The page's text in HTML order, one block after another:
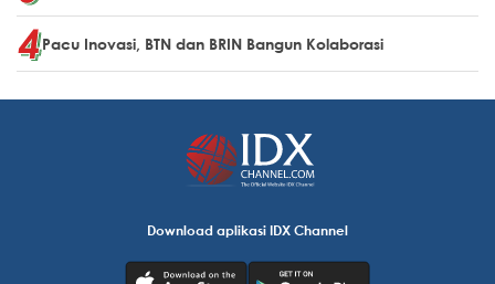
Pacu Inovasi, BTN dan BRIN Bangun Kolaborasi
Download aplikasi IDX Channel